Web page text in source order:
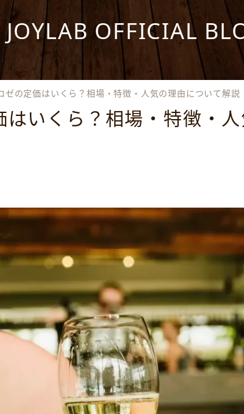
JOYLAB OFFICIAL
ゼの定価はいくら？相場・特徴・人気の理由について解説
いくら？相場・特徴・